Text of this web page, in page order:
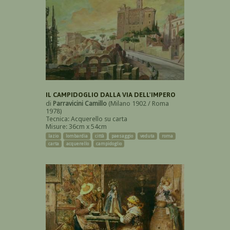
IL CAMPIDOGLIO DALLA VIA DELL'IMPERO
di Parravicini Camillo (Milano 1902 / Roma
1978)
Tecnica: Acquerello su carta
Misure: 36cm x 54cm
lazio lombardia città paesaggio veduta
roma
carta
acquerello campidoglio